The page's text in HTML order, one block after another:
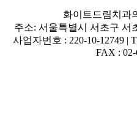
화이트드림치과
주소: 서울특별시 서초구 서
사업자번호 : 220-10-12749 |
FAX : 02-